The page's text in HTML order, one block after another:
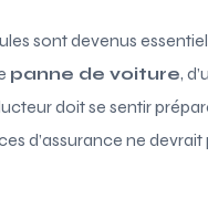
sont devenus
panne de voiture,
doit se sentir
d’assurance ne